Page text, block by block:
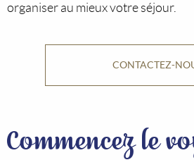
organiser au mieux votre séjour.
CONTACTEZ-
Commencez le